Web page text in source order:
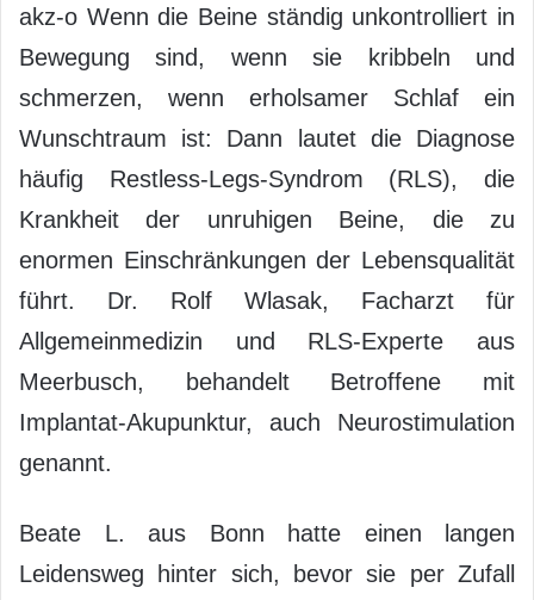
akz-o Wenn die Beine ständig unkontrolliert in
Bewegung sind, wenn sie kribbeln und
schmerzen, wenn erholsamer Schlaf ein
Wunschtraum ist: Dann lautet die Diagnose
häufig Restless-Legs-Syndrom (RLS), die
Krankheit der unruhigen Beine, die zu
enormen Einschränkungen der Lebensqualität
führt. Dr. Rolf Wlasak, Facharzt für
Allgemeinmedizin und RLS-Experte aus
Meerbusch, behandelt Betroffene mit
Implantat-Akupunktur, auch Neurostimulation
genannt.
Beate L. aus Bonn hatte einen langen
Leidensweg hinter sich, bevor sie per Zufall